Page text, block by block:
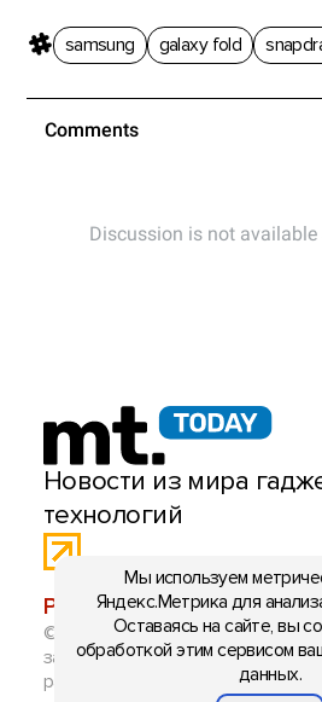
samsung galaxy fold
Новости из мира
технологий
РЕКЛАМА:
© 2006-2026 mt.today \
защищены. Использование
разрешено при указании ссылки
Мы используем
Яндекс.Метрика для
Оставаясь на сайте, вы
обработкой этим сервисом
данных.